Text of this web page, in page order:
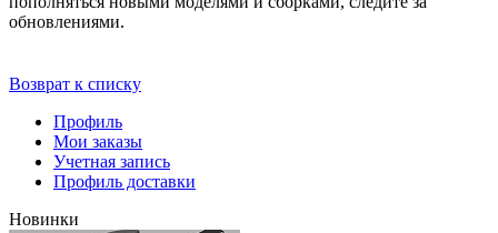
обновлениями.
Возврат к списку
Профиль
Мои заказы
Учетная запись
Профиль доставки
Новинки